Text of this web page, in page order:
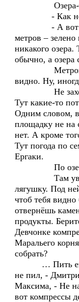
Озера-то
- Как не
- А вот так!
метров –
никакого озера.
обычно, а озера
Метров с
видно. Ну,
Не захотят
Тут какие-то
Одним словом,
площадку не на
нет. А кроме
Тут погода по
Ергаки.
По
Там
лягушку. Под
чтоб тебя
отвернёшь
продукты.
Девчонке
Маральего
собрать?
… Пить ей
не пил, -
Максима, - Не
вот компрессы